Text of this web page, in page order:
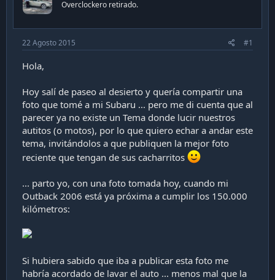
m
a
n
Overclockero retirado.
22 Agosto 2015 #1
Hola,
Hoy salí de paseo al desierto y quería compartir una
foto que tomé a mi Subaru ... pero me di cuenta que al
parecer ya no existe un Tema donde lucir nuestros
autitos (o motos), por lo que quiero echar a andar este
tema, invitándolos a que publiquen la mejor foto
reciente que tengan de sus cacharritos
... parto yo, con una foto tomada hoy, cuando mi
Outback 2006 está ya próxima a cumplir los 150.000
kilómetros:
Si hubiera sabido que iba a publicar esta foto me
habría acordado de lavar el auto ... menos mal que la